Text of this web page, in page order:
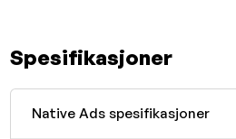
Spesifikasjoner
Native Ads spesifikasjoner